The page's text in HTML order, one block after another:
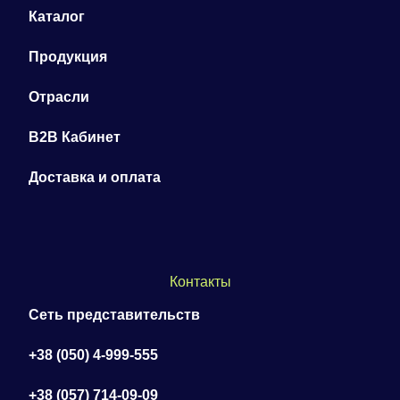
Каталог
Продукция
Отрасли
B2B Кабинет
Доставка и оплата
Контакты
Сеть представительств
+38 (050) 4-999-555
+38 (057) 714-09-09